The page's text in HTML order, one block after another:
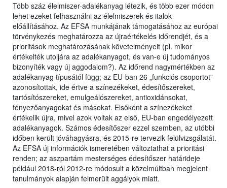
Több száz élelmiszer-adalékanyag létezik, és több ezer módon
lehet ezeket felhasználni az élelmiszerek és italok
előállításához. Az EFSA munkájának támogatásához az európai
törvénykezés meghatározza az újraértékelés időrendjét, és a
prioritások meghatározásának követelményeit (pl. mikor
értékelték utoljára az adalékanyagot, és van-e új tudományos
bizonyíték vagy új aggodalom?). Az időrend nagymértékben az
adalékanyag típusától függ; az EU-ban 26 „funkciós csoportot”
azonosítottak, ide értve a színezékeket, édesítőszereket,
tartósítószereket, emulgeálószereket, antioxidánsokat,
fényezőanyagokat és másokat. Elsőként a színezékeket
értékelik újra, mivel azok voltak az első, EU-ban engedélyezett
adalékanyagok. Számos édesítőszer ezzel szemben, az utóbbi
időben került jóváhagyásra, és 2015-re tervezik felülvizsgálatát.
Az EFSA új információk ismeretében változtathat a prioritási
renden; az aszpartám mesterséges édesítőszer határideje
például 2018-ról 2012-re módosult a közelmúltban megjelent
tanulmányok alapján felmerült aggályok miatt.